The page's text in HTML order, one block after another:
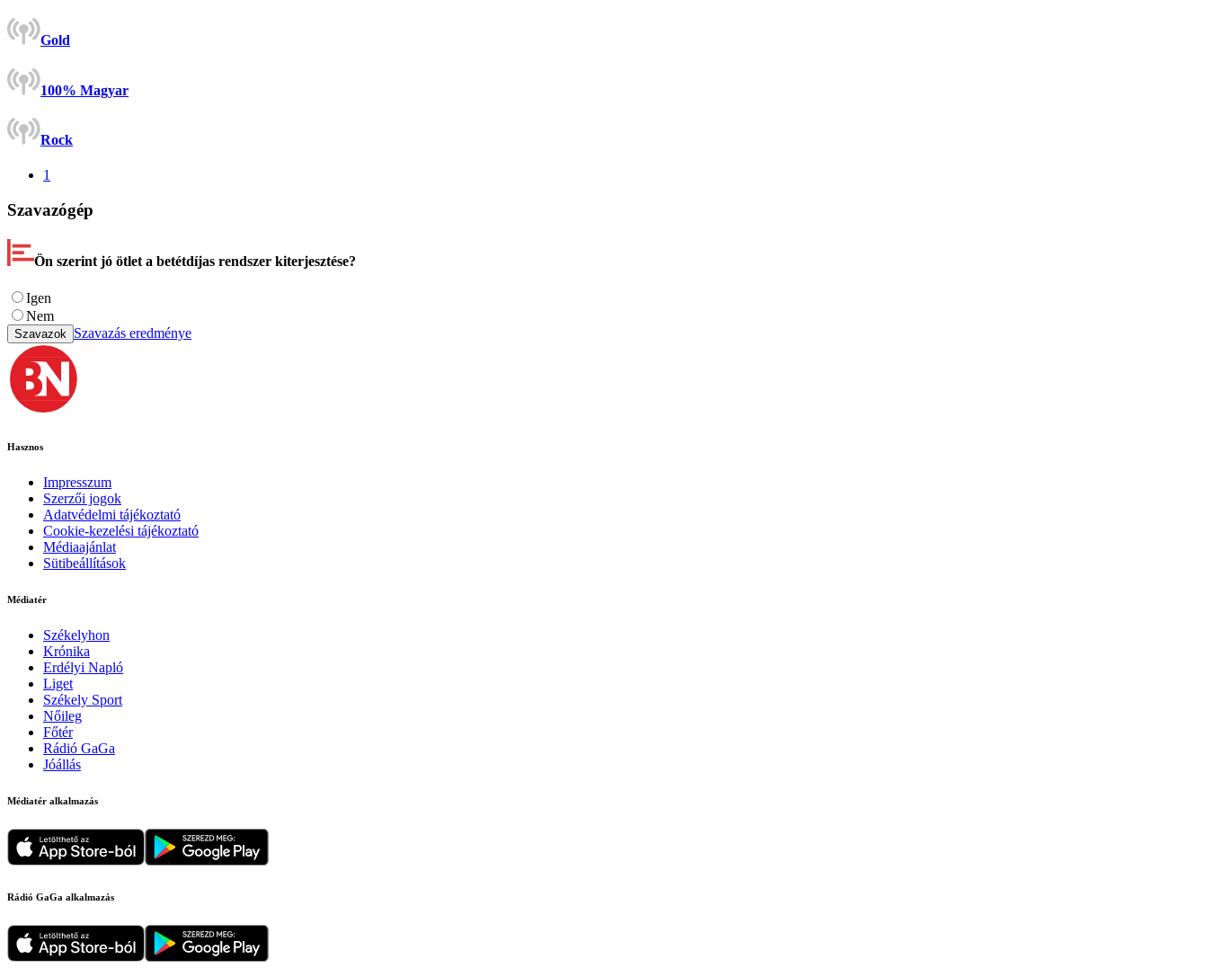
Gold
100% Magyar
Rock
1
Szavazógép
Ön szerint jó ötlet a betétdíjas rendszer kiterjesztése?
Igen
Nem
Szavazok Szavazás eredménye
Hasznos
Impresszum
Szerzői jogok
Adatvédelmi tájékoztató
Cookie-kezelési tájékoztató
Médiaajánlat
Sütibeállítások
Médiatér
Székelyhon
Krónika
Erdélyi Napló
Liget
Székely Sport
Nőileg
Főtér
Rádió GaGa
Jóállás
Médiatér alkalmazás
Rádió GaGa alkalmazás